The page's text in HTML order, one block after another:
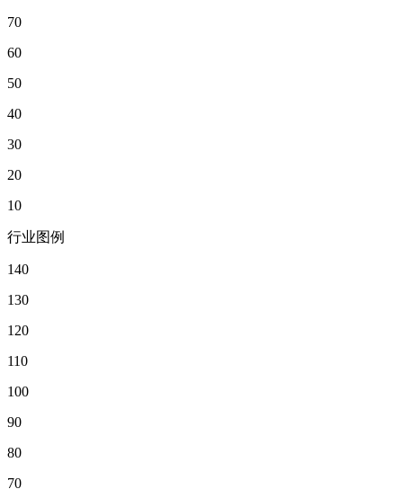
70
60
50
40
30
20
10
行业图例
140
130
120
110
100
90
80
70